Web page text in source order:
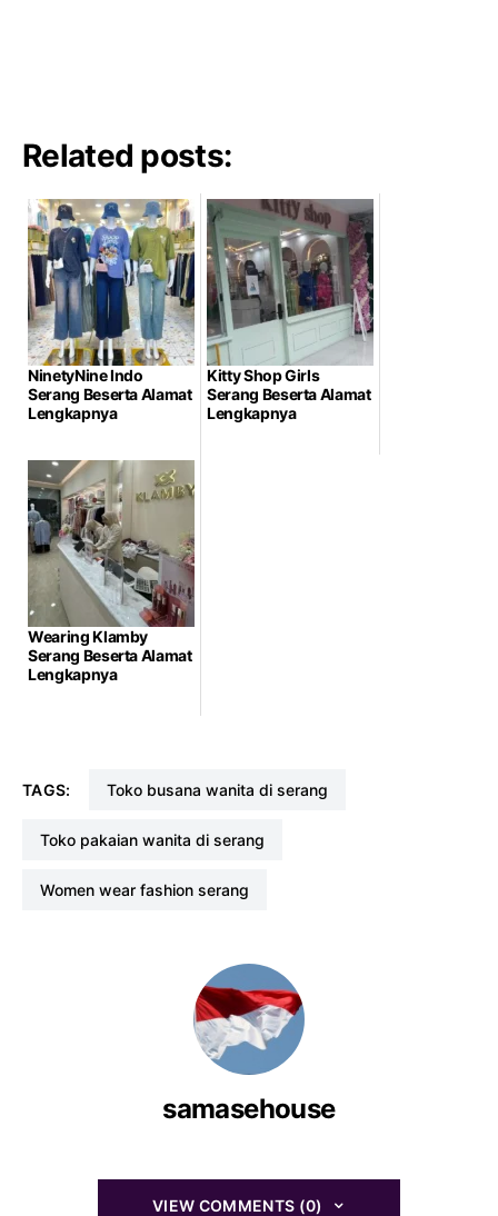
Related posts:
NinetyNine Indo
Serang Beserta Alamat
Lengkapnya
Kitty Shop Girls
Serang Beserta Alamat
Lengkapnya
Wearing Klamby
Serang Beserta Alamat
Lengkapnya
TAGS: toko busana wanita di serang
toko pakaian wanita di serang
women wear fashion serang
samasehouse
VIEW COMMENTS (0)